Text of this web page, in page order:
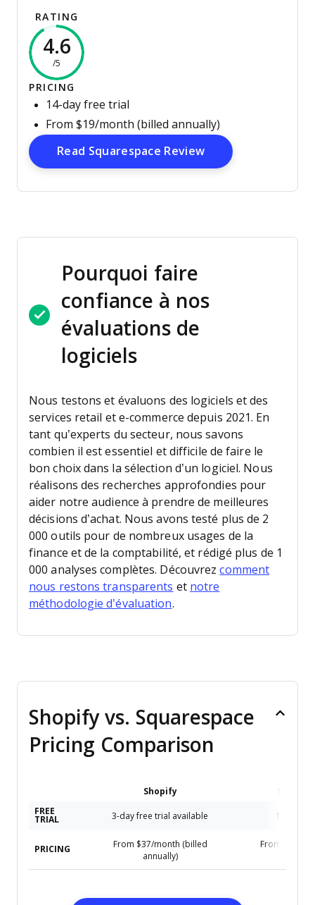
RATING
4.6
/5
PRICING
14-day free trial
From $19/month (billed annually)
Read Squarespace ReviewOpens New
Pourquoi faire
confiance à nos
évaluations de
logiciels
Nous testons et évaluons des logiciels et des
services retail et e-commerce depuis 2021. En
tant qu’experts du secteur, nous savons
combien il est essentiel et difficile de faire le
bon choix dans la sélection d’un logiciel. Nous
réalisons des recherches approfondies pour
aider notre audience à prendre de meilleures
décisions d’achat. Nous avons testé plus de 2
000 outils pour de nombreux usages de la
finance et de la comptabilité, et rédigé plus de 1
000 analyses complètes. Découvrezcomment
nous restons transparents et notre
méthodologie d’évaluation.
Shopify vs. Squarespace
Pricing Comparison
Shopify
FREE
TRIAL
3-day free trial available 14-day
PRICING
From $37/month (billed
annually)
From $19/